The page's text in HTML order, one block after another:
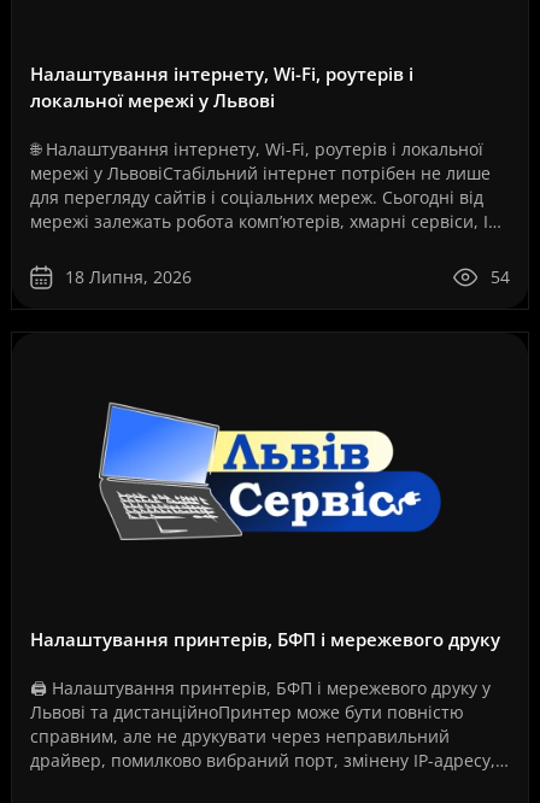
Налаштування інтернету, Wi-Fi, роутерів і
локальної мережі у Львові
🌐 Налаштування інтернету, Wi-Fi, роутерів і локальної
мережі у ЛьвовіСтабільний інтернет потрібен не лише
для перегляду сайтів і соціальних мереж. Сьогодні від
мережі залежать робота комп’ютерів, хмарні сервіси, IP-
18 Липня, 2026
54
Налаштування принтерів, БФП і мережевого друку
🖨️ Налаштування принтерів, БФП і мережевого друку у
Львові та дистанційноПринтер може бути повністю
справним, але не друкувати через неправильний
драйвер, помилково вибраний порт, змінену IP-адресу,